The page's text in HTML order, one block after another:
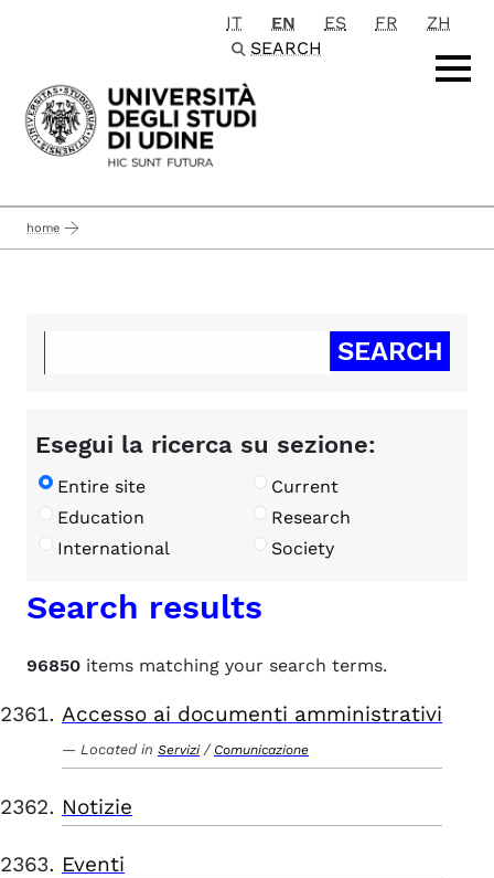
Passa al contenuto principale
IT EN ES FR
ZH
SEARCH
home
Esegui la ricerca su sezione:
Entire site
Current
Education
Research
International
Society
Search results
96850 items matching your search terms.
Accesso ai documenti amministrativi
Located in Servizi / Comunicazione
Notizie
Eventi